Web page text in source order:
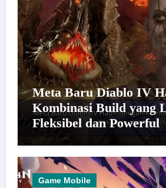
Meta Baru Diablo IV
Kombinasi Build yang
Fleksibel dan Powerful
Game Mobile